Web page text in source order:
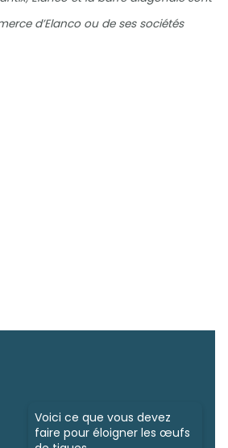
d’Elanco ou de ses sociétés
Voici ce que vous devez
faire pour éloigner les œufs